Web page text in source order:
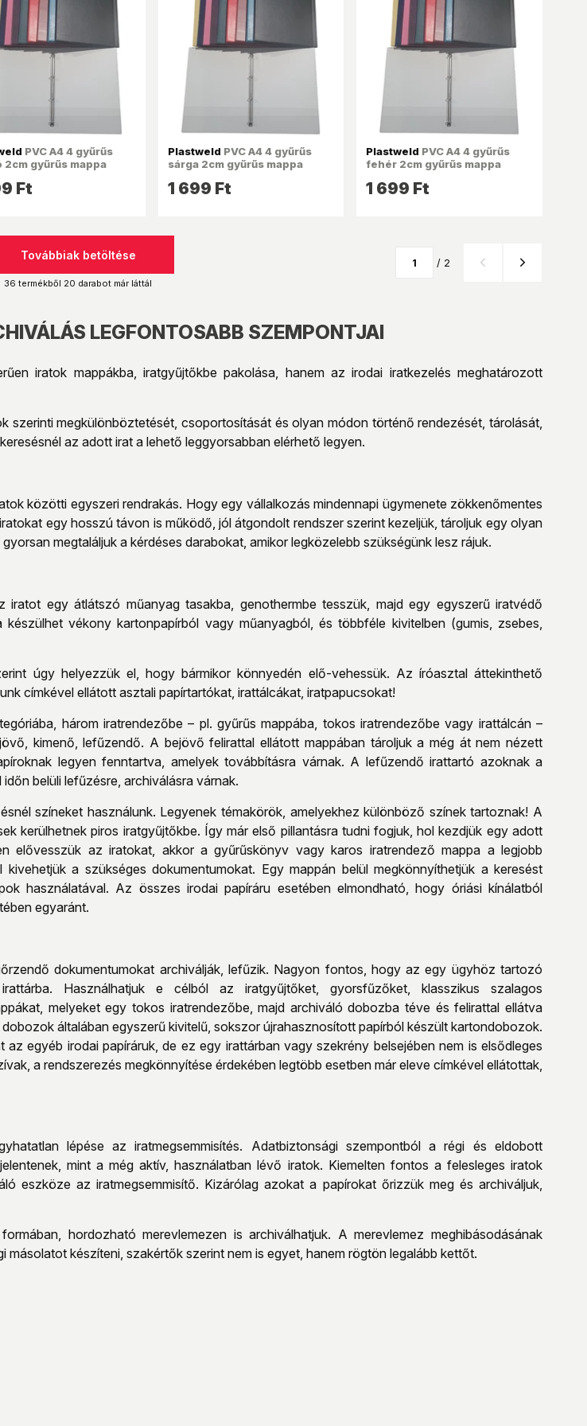
PVC A4 4 gyűrűs
2cm gyűrűs mappa
Ft
Plastweld PVC A4 4 gyűrűs
sárga 2cm gyűrűs mappa
1 699 Ft
Plastweld PVC A4 4 gyűrűs
fehér 2cm gyűrűs mappa
1 699 Ft
Továbbiak betöltése
36 termékből 20 darabot már láttál
/ 2
LEGFONTOSABB SZEMPONTJAI
iratok mappákba, iratgyűjtőkbe pakolása, hanem az irodai iratkezelés meghatározott
szerinti megkülönböztetését, csoportosítását és olyan módon történő rendezését, tárolását,
az adott irat a lehető leggyorsabban elérhető legyen.
közötti egyszeri rendrakás. Hogy egy vállalkozás mindennapi ügymenete zökkenőmentes
egy hosszú távon is működő, jól átgondolt rendszer szerint kezeljük, tároljuk egy olyan
megtaláljuk a kérdéses darabokat, amikor legközelebb szükségünk lesz rájuk.
iratot egy átlátszó műanyag tasakba, genothermbe tesszük, majd egy egyszerű iratvédő
vékony kartonpapírból vagy műanyagból, és többféle kivitelben (gumis, zsebes,
úgy helyezzük el, hogy bármikor könnyedén elő-vehessük. Az íróasztal áttekinthető
címkével ellátott asztali papírtartókat, irattálcákat, iratpapucsokat!
három iratrendezőbe – pl. gyűrűs mappába, tokos iratrendezőbe vagy irattálcán –
kimenő, lefűzendő. A bejövő felirattal ellátott mappában tároljuk a még át nem nézett
legyen fenntartva, amelyek továbbításra várnak. A lefűzendő irattartó azoknak a
belüli lefűzésre, archiválásra várnak.
színeket használunk. Legyenek témakörök, amelyekhez különböző színek tartoznak! A
kerülhetnek piros iratgyűjtőkbe. Így már első pillantásra tudni fogjuk, hol kezdjük egy adott
elővesszük az iratokat, akkor a gyűrűskönyv vagy karos iratrendező mappa a legjobb
a szükséges dokumentumokat. Egy mappán belül megkönnyíthetjük a keresést
használatával. Az összes irodai papíráru esetében elmondható, hogy óriási kínálatból
egyaránt.
dokumentumokat archiválják, lefűzik. Nagyon fontos, hogy az egy ügyhöz tartozó
Használhatjuk e célból az iratgyűjtőket, gyorsfűzőket, klasszikus szalagos
melyeket egy tokos iratrendezőbe, majd archiváló dobozba téve és felirattal ellátva
általában egyszerű kivitelű, sokszor újrahasznosított papírból készült kartondobozok.
egyéb irodai papíráruk, de ez egy irattárban vagy szekrény belsejében nem is elsődleges
a rendszerezés megkönnyítése érdekében legtöbb esetben már eleve címkével ellátottak,
lépése az iratmegsemmisítés. Adatbiztonsági szempontból a régi és eldobott
mint a még aktív, használatban lévő iratok. Kiemelten fontos a felesleges iratok
eszköze az iratmegsemmisítő. Kizárólag azokat a papírokat őrizzük meg és archiváljuk,
hordozható merevlemezen is archiválhatjuk. A merevlemez meghibásodásának
másolatot készíteni, szakértők szerint nem is egyet, hanem rögtön legalább kettőt.